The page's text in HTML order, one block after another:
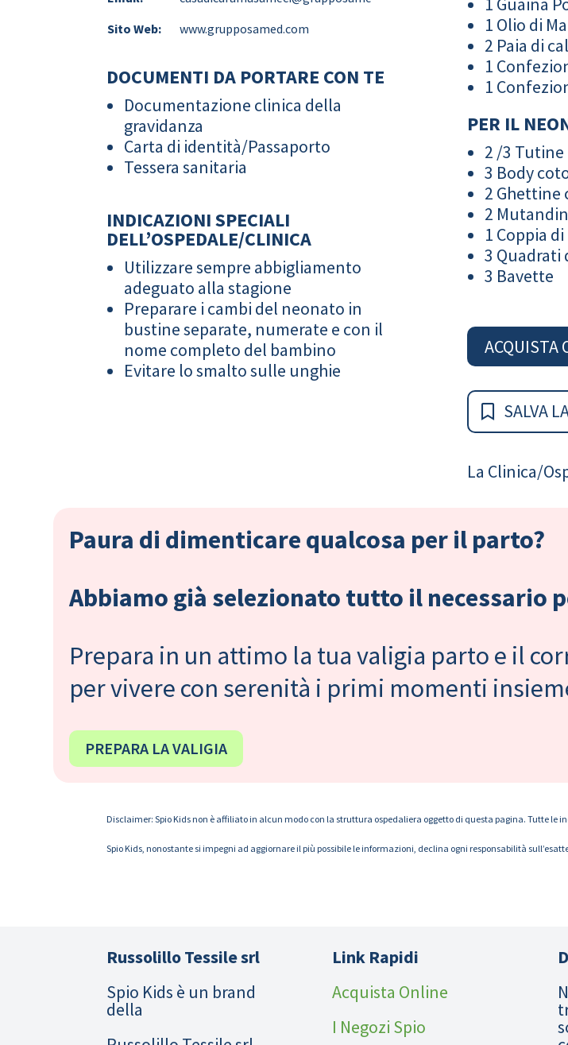
Sito Web:
www.grupposamed.com
DOCUMENTI DA PORTARE CON TE
Documentazione clinica della
gravidanza
Carta di identità/Passaporto
Tessera sanitaria
INDICAZIONI SPECIALI
DELL’OSPEDALE/CLINICA
Utilizzare sempre abbigliamento
adeguato alla stagione
Preparare i cambi del neonato in
bustine separate, numerate e con il
nome completo del bambino
Evitare lo smalto sulle unghie
1 Olio di
2 Paia di
1
1
PER IL
2 /3
3 Body
2 Ghettine
2
1 Coppia
3 Quadrati
3 Bavette
ACQUISTA
SALVA
La Clinica/
Paura di dimenticare qualcosa per il parto?
Abbiamo già selezionato tutto il necessario
Prepara in un attimo la tua valigia parto e il
per vivere con serenità i primi momenti
PREPARA LA VALIGIA
Disclaimer: Spio Kids non è affiliato in alcun modo con la struttura ospedaliera oggetto di questa pagina. Tutte le
Spio Kids, nonostante si impegni ad aggiornare il più possibile le informazioni, declina ogni responsabilità
Russolillo Tessile srl
Spio Kids è un brand
della
Link Rapidi
Acquista Online
I Negozi Spio